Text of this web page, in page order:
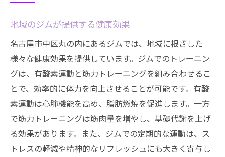
地域のジムが提供する健康効果
名古屋市中区丸の内にあるジムでは、地域に根ざした
様々な健康効果を提供しています。ジムでのトレーニン
グは、有酸素運動と筋力トレーニングを組み合わせるこ
とで、効率的に体力を向上させることが可能です。有酸
素運動は心肺機能を高め、脂肪燃焼を促進します。一方
で筋力トレーニングは筋肉量を増やし、基礎代謝を上げ
る効果があります。また、ジムでの定期的な運動は、ス
トレスの軽減や精神的なリフレッシュにも大きく寄与し